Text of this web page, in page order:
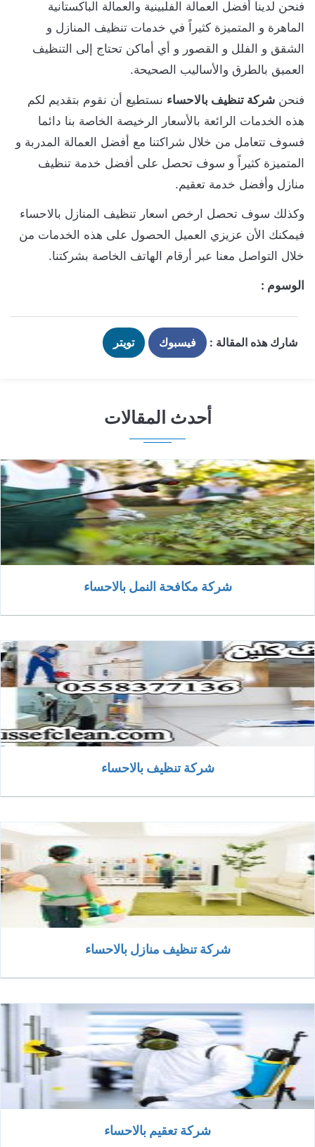
فنحن لدينا أفضل العمالة الفلبينية والعمالة الباكستانية
الماهرة و المتميزة كثيراً في خدمات تنظيف المنازل و
الشقق و الفلل و القصور و أي أماكن تحتاج إلى التنظيف
العميق بالطرق والأساليب الصحيحة.
فنحن شركة تنظيف بالاحساء نستطيع أن نقوم بتقديم لكم
هذه الخدمات الرائعة بالأسعار الرخيصة الخاصة بنا دائما
فسوف تتعامل من خلال شراكتنا مع أفضل العمالة المدربة و
المتميزة كثيراً و سوف تحصل على أفضل خدمة تنظيف
منازل وأفضل خدمة تعقيم.
وكذلك سوف تحصل ارخص اسعار تنظيف المنازل بالاحساء
فيمكنك الأن عزيزي العميل الحصول على هذه الخدمات من
خلال التواصل معنا عبر أرقام الهاتف الخاصة بشركتنا.
الوسوم :
شارك هذه المقالة : فيسبوك تويتر
أحدث المقالات
شركة مكافحة النمل بالاحساء
شركة تنظيف بالاحساء
شركة تنظيف منازل بالاحساء
شركة تعقيم بالاحساء